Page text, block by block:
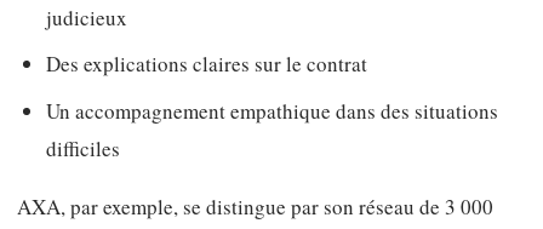
judicieux
Des explications claires sur le contrat
Un accompagnement empathique dans des situations
difficiles
AXA, par exemple, se distingue par son réseau de 3 000